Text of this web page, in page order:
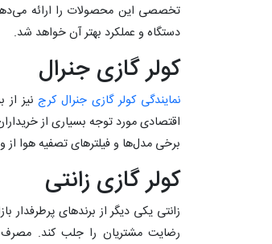
تخصصی این محصولات را ارائه
دستگاه و عملکرد بهتر آن خواهد شد.
کولر گازی جنرال
نمایندگی کولر گازی جنرال کرجنیز از
اقتصادی مورد توجه بسیاری از
برخی مدل‌ها و فیلترهای تصفیه هوا
کولر گازی زانتی
زانتی یکی دیگر از برندهای پرطرفدار
رضایت مشتریان را جلب کند. مصرف